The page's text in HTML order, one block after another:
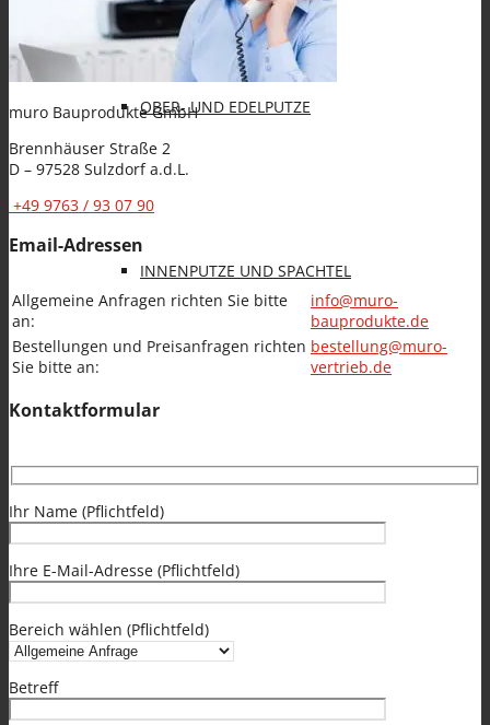
OBER- UND EDELPUTZE
INNENPUTZE UND SPACHTEL
SANIERPUTZSYSTEM UND
muro Bauprodukte GmbH
Brennhäuser Straße 2
D – 97528 Sulzdorf a.d.L.
+49 9763 / 93 07 90
Email-Adressen
Allgemeine Anfragen richten Sie bitte
an:
info@muro-
bauprodukte.de
Bestellungen und Preisanfragen richten
Sie bitte an:
bestellung@muro-
vertrieb.de
Kontaktformular
Ihr Name (Pflichtfeld)
Ihre E-Mail-Adresse (Pflichtfeld)
Bereich wählen (Pflichtfeld)
Betreff